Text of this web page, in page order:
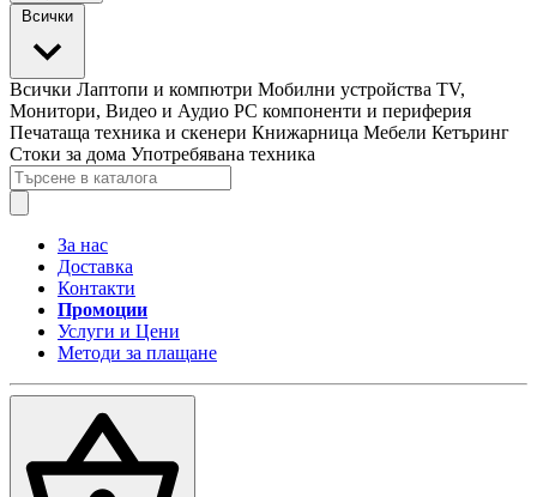
Всички
Всички Лаптопи и компютри Мобилни устройства TV,
Монитори, Видео и Аудио PC компоненти и периферия
Печатаща техника и скенери Книжарница Мебели Кетъринг
Стоки за дома Употребявана техника
За нас
Доставка
Контакти
Промоции
Услуги и Цени
Методи за плащане